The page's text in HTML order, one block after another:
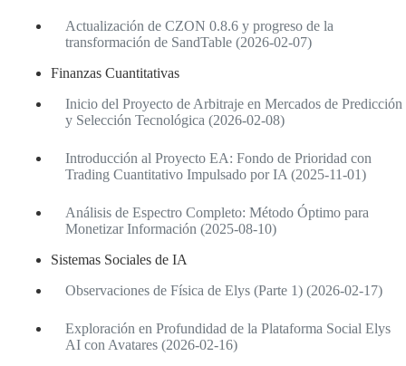
Actualización de CZON 0.8.6 y progreso de la
transformación de SandTable (2026-02-07)
Finanzas Cuantitativas
Inicio del Proyecto de Arbitraje en Mercados de Predicción
y Selección Tecnológica (2026-02-08)
Introducción al Proyecto EA: Fondo de Prioridad con
Trading Cuantitativo Impulsado por IA (2025-11-01)
Análisis de Espectro Completo: Método Óptimo para
Monetizar Información (2025-08-10)
Sistemas Sociales de IA
Observaciones de Física de Elys (Parte 1) (2026-02-17)
Exploración en Profundidad de la Plataforma Social Elys
AI con Avatares (2026-02-16)